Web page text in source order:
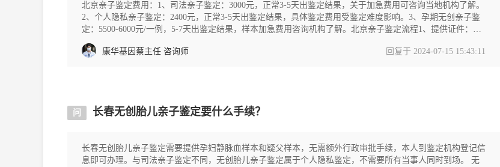
北京亲子鉴定费用：1、司法亲子鉴定：3000元，正常3-5天出鉴定结果，关于加急费用可咨询当地机构了解。
2、个人隐私亲子鉴定：2400元，正常3-5天出鉴定结果，具体鉴定费用受鉴定难度影响。3、孕期无创亲子鉴
定：5500-6000元/一例，5-7天出鉴定结果，样本加急费用咨询机构了解。北京亲子鉴定流程1、提供证件：当
事人必须提供身
康华基因蔡主任 咨询师 回复于 2024-07-15 15:43:11
问 长春无创胎儿亲子鉴定要什么手续？
长春无创胎儿亲子鉴定需要提供孕妇静脉血样本和疑父样本，无需额外行政审批手续，本人到鉴定机构登记信
息即可办理。与司法亲子鉴定不同，无创胎儿亲子鉴定属于个人隐私鉴定，不需要所有当事人同时到场。 无